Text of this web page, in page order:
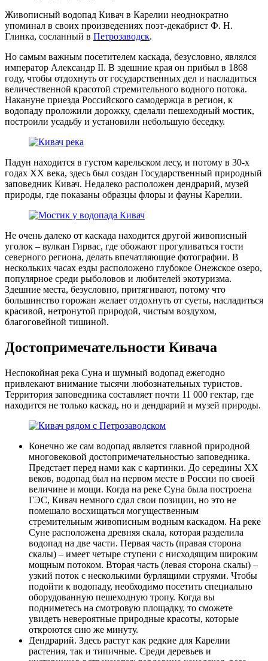
Живописный водопад Кивач в Карелии неоднократно
упоминал в своих произведениях поэт-декабрист Ф. Н.
Глинка, сосланный в Петрозаводск.
Но самым важным посетителем каскада, безусловно, являлся
император Александр II. В здешние края он прибыл в 1868
году, чтобы отдохнуть от государственных дел и насладиться
величественной красотой стремительного водного потока.
Накануне приезда Российского самодержца в регион, к
водопаду проложили дорожку, сделали пешеходный мостик,
построили усадьбу и установили небольшую беседку.
Падун находится в густом карельском лесу, и потому в 30-х
годах XX века, здесь был создан Государственный природный
заповедник Кивач. Недалеко расположен дендрарий, музей
природы, где показаны образцы флоры и фауны Карелии.
Не очень далеко от каскада находится другой живописный
уголок – вулкан Гирвас, где обожают прогуливаться гости
северного региона, делать впечатляющие фотографии. В
нескольких часах езды расположено глубокое Онежское озеро,
популярное среди рыболовов и любителей экотуризма.
Здешние места, безусловно, притягивают, потому что
большинство горожан желает отдохнуть от суеты, насладиться
красивой, нетронутой природой, чистым воздухом,
благоговейной тишиной.
Достопримечательности Кивача
Неспокойная река Суна и шумный водопад ежегодно
привлекают внимание тысячи любознательных туристов.
Территория заповедника составляет почти 11 000 гектар, где
находится не только каскад, но и дендрарий и музей природы.
Конечно же сам водопад является главной природной
многовековой достопримечательностью заповедника.
Предстает перед нами как с картинки. До середины XX
веков, водопад был на первом месте в России по своей
величине и мощи. Когда на реке Суна была построена
ГЭС, Кивач немного сдал свои позиции, но это не
помешало восхищаться могущественным
стремительным живописным водным каскадом. На реке
Суне расположена древняя скала, которая разделила
водопад на две части. Первая часть (правая сторона
скалы) – имеет четыре ступени с нисходящим широким
мощным потоком. Вторая часть (левая сторона скалы) –
узкий поток с несколькими бурлящими струями. Чтобы
подойти к водопаду, необходимо посетить специально
оборудованную пешеходную тропу. Когда вы
подниметесь на смотровую площадку, то сможете
увидеть невероятные природные красоты, которые
откроются сию же минуту.
Дендрарий. Здесь растут как редкие для Карелии
растения, так и типичные. Среди деревьев и